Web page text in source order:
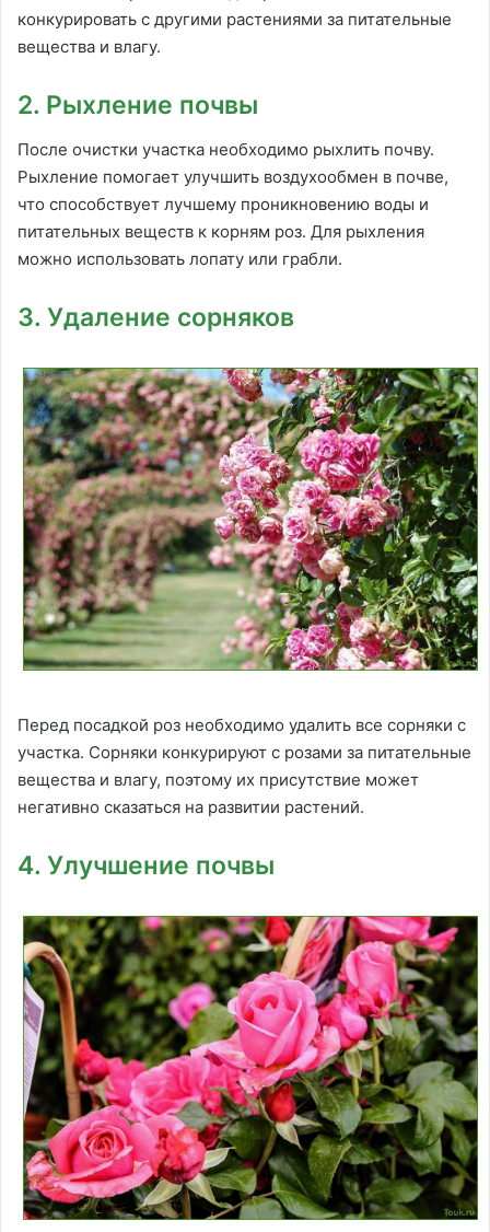
конкурировать с другими растениями за питательные
вещества и влагу.
2. Рыхление почвы
После очистки участка необходимо рыхлить почву.
Рыхление помогает улучшить воздухообмен в почве,
что способствует лучшему проникновению воды и
питательных веществ к корням роз. Для рыхления
можно использовать лопату или грабли.
3. Удаление сорняков
Перед посадкой роз необходимо удалить все сорняки с
участка. Сорняки конкурируют с розами за питательные
вещества и влагу, поэтому их присутствие может
негативно сказаться на развитии растений.
4. Улучшение почвы